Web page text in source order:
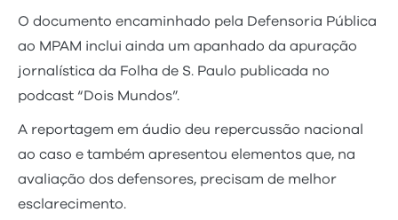
O documento encaminhado pela Defensoria Pública
ao MPAM inclui ainda um apanhado da apuração
jornalística da Folha de S. Paulo publicada no
podcast “Dois Mundos”.
A reportagem em áudio deu repercussão nacional
ao caso e também apresentou elementos que, na
avaliação dos defensores, precisam de melhor
esclarecimento.